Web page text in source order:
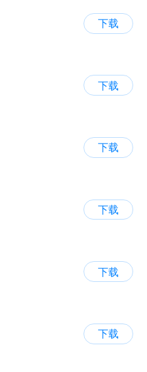
下载
下载
下载
下载
下载
下载